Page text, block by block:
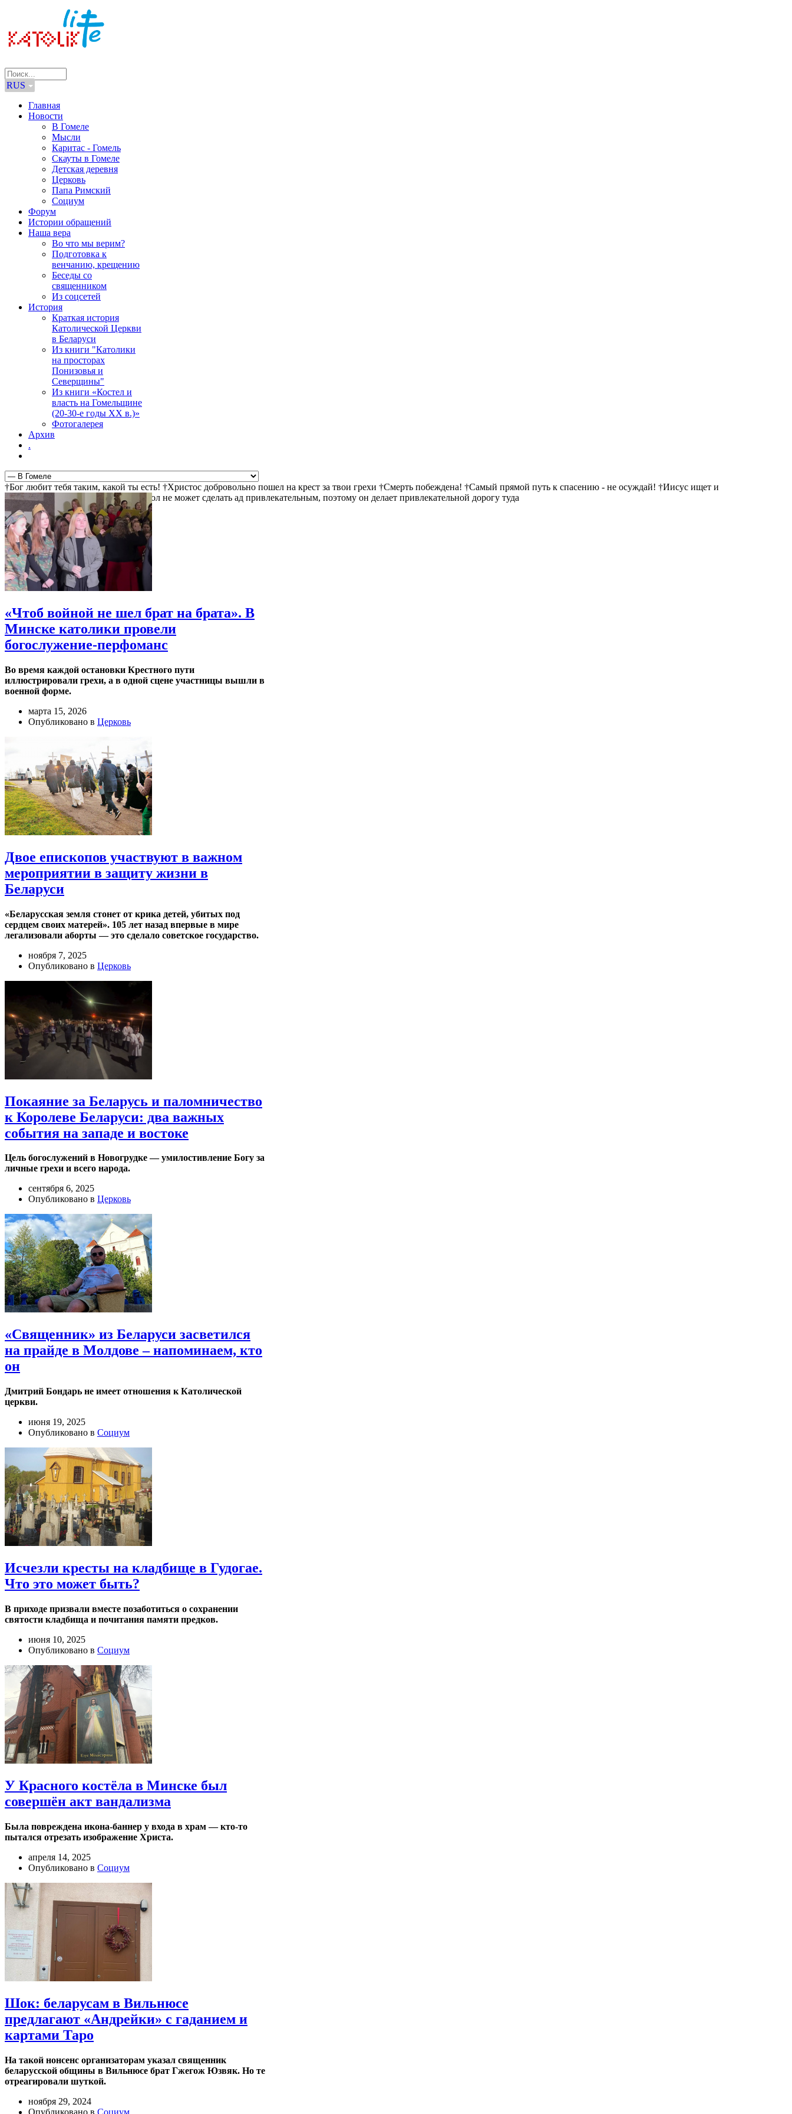
RUS
Главная
Новости
В Гомеле
Мысли
Каритас - Гомель
Скауты в Гомеле
Детская деревня
Церковь
Папа Римский
Социум
Форум
Истории обращений
Наша вера
Во что мы верим?
Подготовка к
венчанию, крещению
Беседы со
священником
Из соцсетей
История
Краткая история
Католической Церкви
в Беларуси
Из книги "Католики
на просторах
Понизовья и
Северщины"
Из книги «Костел и
власть на Гомельщине
(20-30-е годы ХХ в.)»
Фотогалерея
Архив
.
†Бог любит тебя таким, какой ты есть! †Христос добровольно пошел на крест за твои грехи †Смерть побеждена! †Самый прямой путь к спасению - не осуждай! †Иисус ищет и
ждет тебя! †Христос воскрес! †Дьявол не может сделать ад привлекательным, поэтому он делает привлекательной дорогу туда
«Чтоб войной не шел брат на брата». В
Минске католики провели
богослужение-перфоманс
Во время каждой остановки Крестного пути
иллюстрировали грехи, а в одной сцене участницы вышли в
военной форме.
марта 15, 2026
Опубликовано в Церковь
Двое епископов участвуют в важном
мероприятии в защиту жизни в
Беларуси
«Беларусская земля стонет от крика детей, убитых под
сердцем своих матерей». 105 лет назад впервые в мире
легализовали аборты — это сделало советское государство.
ноября 7, 2025
Опубликовано в Церковь
Покаяние за Беларусь и паломничество
к Королеве Беларуси: два важных
события на западе и востоке
Цель богослужений в Новогрудке — умилостивление Богу за
личные грехи и всего народа.
сентября 6, 2025
Опубликовано в Церковь
«Священник» из Беларуси засветился
на прайде в Молдове – напоминаем, кто
он
Дмитрий Бондарь не имеет отношения к Католической
церкви.
июня 19, 2025
Опубликовано в Социум
Исчезли кресты на кладбище в Гудогае.
Что это может быть?
В приходе призвали вместе позаботиться о сохранении
святости кладбища и почитания памяти предков.
июня 10, 2025
Опубликовано в Социум
У Красного костёла в Минске был
совершён акт вандализма
Была повреждена икона-баннер у входа в храм — кто-то
пытался отрезать изображение Христа.
апреля 14, 2025
Опубликовано в Социум
Шок: беларусам в Вильнюсе
предлагают «Андрейки» с гаданием и
картами Таро
На такой нонсенс организаторам указал священник
беларусской общины в Вильнюсе брат Гжегож Юзвяк. Но те
отреагировали шуткой.
ноября 29, 2024
Опубликовано в Социум